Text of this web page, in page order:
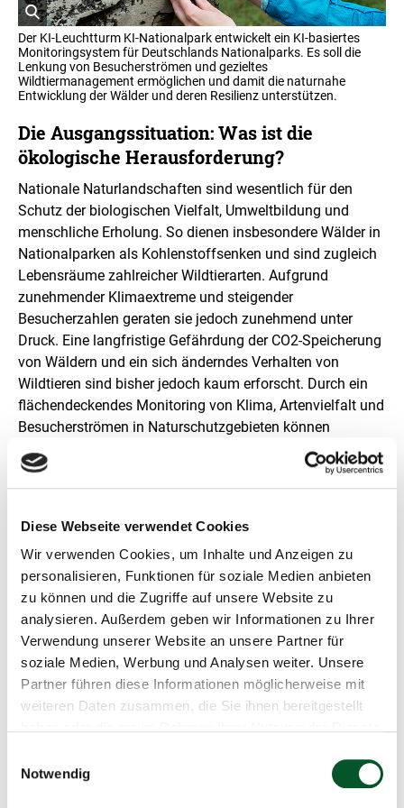
Diese Webseite verwendet Cookies
Wir verwenden Cookies, um Inhalte und Anzeigen zu
personalisieren, Funktionen für soziale Medien anbieten
zu können und die Zugriffe auf unsere Website zu
analysieren. Außerdem geben wir Informationen zu Ihrer
Verwendung unserer Website an unsere Partner für
soziale Medien, Werbung und Analysen weiter. Unsere
Partner führen diese Informationen möglicherweise mit
weiteren Daten zusammen, die Sie ihnen bereitgestellt
Notwendig
ö
f
f
n
e
B
i
d
i
e
i
n
e
r
v
e
r
g
r
ö
ß
r
D
a
s
t
e
u
n
g
o
r
Der KI-Leuchtturm KI-Nationalpark entwickelt ein KI-basiertes
Monitoringsystem für Deutschlands Nationalparks. Es soll die
Lenkung von Besucherströmen und gezieltes
Wildtiermanagement ermöglichen und damit die naturnahe
Entwicklung der Wälder und deren Resilienz unterstützen.
Die Ausgangssituation: Was ist die
ökologische Herausforderung?
Nationale Naturlandschaften sind wesentlich für den
Schutz der biologischen Vielfalt, Umweltbildung und
menschliche Erholung. So dienen insbesondere Wälder in
Nationalparken als Kohlenstoffsenken und sind zugleich
Lebensräume zahlreicher Wildtierarten. Aufgrund
zunehmender Klimaextreme und steigender
Besucherzahlen geraten sie jedoch zunehmend unter
Druck. Eine langfristige Gefährdung der CO2-Speicherung
von Wäldern und ein sich änderndes Verhalten von
Wildtieren sind bisher jedoch kaum erforscht. Durch ein
flächendeckendes Monitoring von Klima, Artenvielfalt und
Besucherströmen in Naturschutzgebieten können
Veränderungen durch Extremwetterlagen, Lärm oder
Trittschäden frühzeitig erkannt werden und dabei helfen,
unterstützende Maßnahmen zum Schutz und Erhalt der
Die Idee: Welchen Beitrag kann KI
konkret leisten?
KI-Nationalpark entwickelt ein deutschlandweites,
standardisiertes Monitoringsystem mittels verschiedener
Sensoren. Anhand von Kamerafallen, Tonaufnahmen,
Messgeräten für Klima sowie Messungen aus
Waldinventuren werden umfassende Daten zu Umwelt,
Artenzusammensetzung und menschlichen Störungen
Wildtiermonitoring mittels Kamerafallen in deutschen
Nationalparken entwickelt, mit dem die verschiedenen